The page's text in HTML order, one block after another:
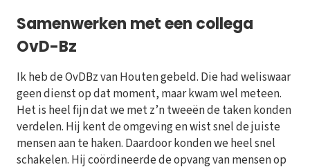
Samenwerken met een collega
OvD-Bz
Ik heb de OvDBz van Houten gebeld. Die had weliswaar
geen dienst op dat moment, maar kwam wel meteen.
Het is heel fijn dat we met z’n tweeën de taken konden
verdelen. Hij kent de omgeving en wist snel de juiste
mensen aan te haken. Daardoor konden we heel snel
schakelen. Hij coördineerde de opvang van mensen op